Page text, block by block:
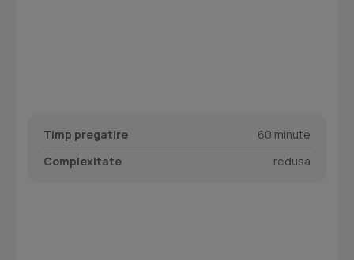
Timp pregatire
60 minute
Complexitate
redusa